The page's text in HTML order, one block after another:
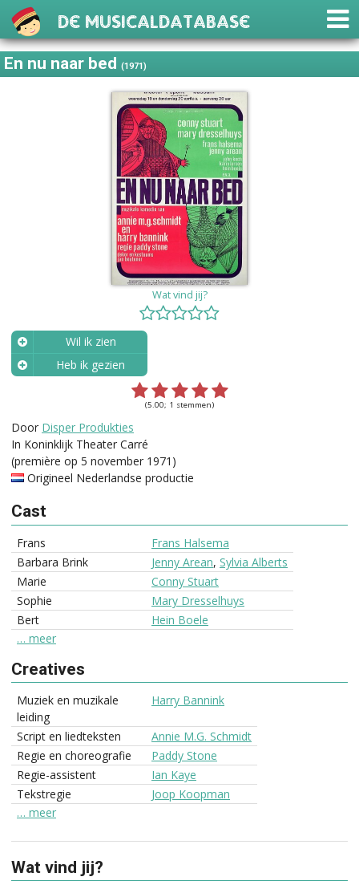
De Musicaldatabase
En nu naar bed(1971)
Wat vind jij?
Wil ik zien
Heb ik gezien
(5.00; 1 stemmen)
Door Disper Produkties
In Koninklijk Theater Carré
(première op 5 november 1971)
Origineel Nederlandse productie
Cast
Frans
Frans Halsema
Barbara Brink
Jenny Arean, Sylvia Alberts
Marie
Conny Stuart
Sophie
Mary Dresselhuys
Bert
Hein Boele
… meer
Creatives
Muziek en muzikale
leiding
Harry Bannink
Script en liedteksten
Annie M.G. Schmidt
Regie en choreografie
Paddy Stone
Regie-assistent
Ian Kaye
Tekstregie
Joop Koopman
… meer
Wat vind jij?